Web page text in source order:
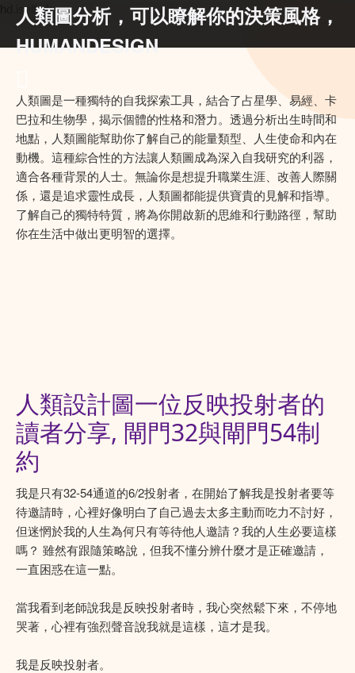
hd.iself.uk
人類圖分析，可以瞭解你的決策風格，
HUMANDESIGN
人類圖是一種獨特的自我探索工具，結合了占星學、易經、卡
巴拉和生物學，揭示個體的性格和潛力。透過分析出生時間和
地點，人類圖能幫助你了解自己的能量類型、人生使命和內在
動機。這種綜合性的方法讓人類圖成為深入自我研究的利器，
適合各種背景的人士。無論你是想提升職業生涯、改善人際關
係，還是追求靈性成長，人類圖都能提供寶貴的見解和指導。
了解自己的獨特特質，將為你開啟新的思維和行動路徑，幫助
你在生活中做出更明智的選擇。
人類設計圖一位反映投射者的
讀者分享, 閘門32與閘門54制
約
我是只有32-54通道的6/2投射者，在開始了解我是投射者要等
待邀請時，心裡好像明白了自己過去太多主動而吃力不討好，
但迷惘於我的人生為何只有等待他人邀請？我的人生必要這樣
嗎？ 雖然有跟隨策略說，但我不懂分辨什麼才是正確邀請，
一直困惑在這一點。
當我看到老師說我是反映投射者時，我心突然鬆下來，不停地
哭著，心裡有強烈聲音說我就是這樣，這才是我。
我是反映投射者。